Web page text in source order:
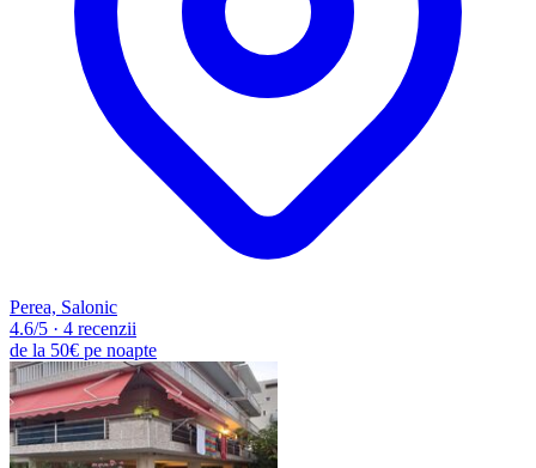
Perea, Salonic
4.6/5 · 4 recenzii
de la 50€ pe noapte